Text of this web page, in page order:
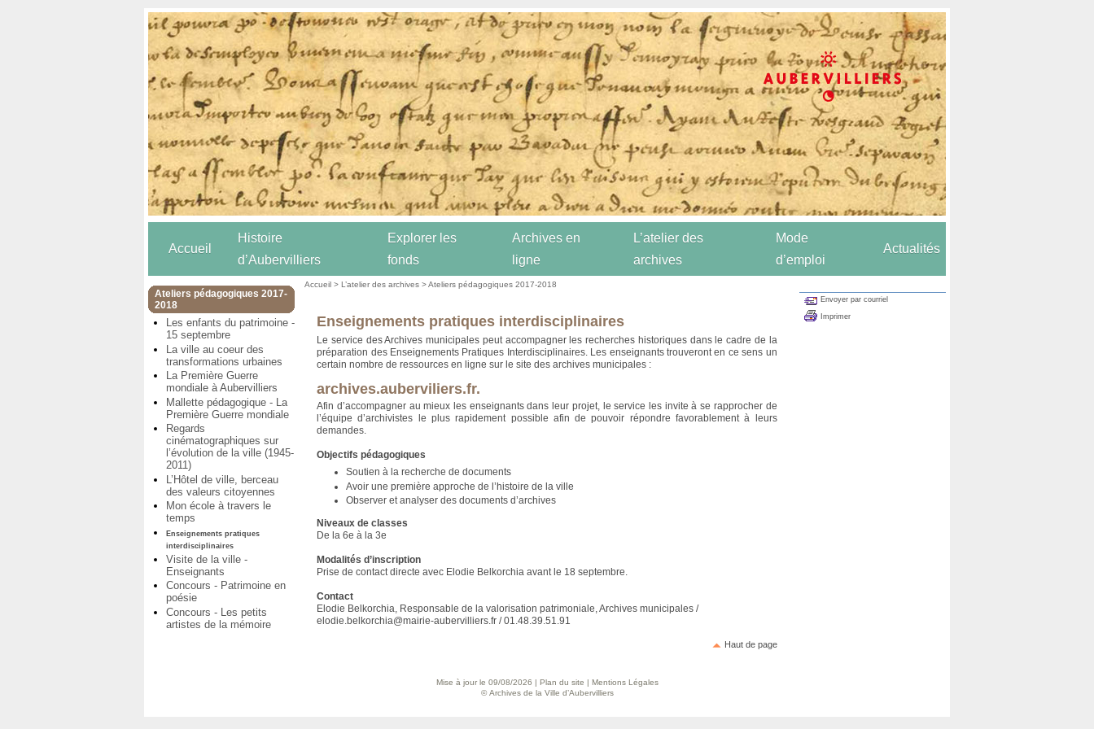
Accueil
Histoire
d’Aubervilliers
Explorer les
fonds
Archives en
ligne
L’atelier des
archives
Mode
d’emploi
Actualités
Ateliers pédagogiques 2017-
2018
Les enfants du patrimoine -
15 septembre
La ville au coeur des
transformations urbaines
La Première Guerre
mondiale à Aubervilliers
Mallette pédagogique - La
Première Guerre mondiale
Regards
cinématographiques sur
l’évolution de la ville (1945-
2011)
L’Hôtel de ville, berceau
des valeurs citoyennes
Mon école à travers le
temps
Enseignements pratiques
interdisciplinaires
Visite de la ville -
Enseignants
Concours - Patrimoine en
poésie
Concours - Les petits
artistes de la mémoire
Accueil >L’atelier des archives >Ateliers pédagogiques 2017-2018
Enseignements pratiques interdisciplinaires
Le service des Archives municipales peut accompagner les recherches historiques dans le cadre de la
préparation des Enseignements Pratiques Interdisciplinaires. Les enseignants trouveront en ce sens un
certain nombre de ressources en ligne sur le site des archives municipales :
archives.auberviliers.fr.
Afin d’accompagner au mieux les enseignants dans leur projet, le service les invite à se rapprocher de
l’équipe d’archivistes le plus rapidement possible afin de pouvoir répondre favorablement à leurs
demandes.
Objectifs pédagogiques
Soutien à la recherche de documents
Avoir une première approche de l’histoire de la ville
Observer et analyser des documents d’archives
Niveaux de classes
De la 6e à la 3e
Modalités d’inscription
Prise de contact directe avec Elodie Belkorchia avant le 18 septembre.
Contact
Elodie Belkorchia, Responsable de la valorisation patrimoniale, Archives municipales /
elodie.belkorchia@mairie-aubervilliers.fr / 01.48.39.51.91
Haut de page
Envoyer par courriel
Imprimer
Mise à jour le 09/08/2026 | Plan du site | Mentions Légales
© Archives de la Ville d’Aubervilliers